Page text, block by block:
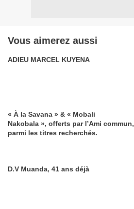
Vous aimerez aussi
ADIEU MARCEL KUYENA
« À la Savana » & « Mobali
Nakobala », offerts par l’Ami commun,
parmi les titres recherchés.
D.V Muanda, 41 ans déjà